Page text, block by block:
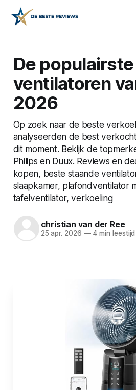
De populairste
ventilatoren
2026
Op zoek naar de beste
analyseerden de best
dit moment. Bekijk de
Philips en Duux. Reviews en
kopen, beste staande
slaapkamer, plafondventilator
tafelventilator, verkoeling
christian van der Ree
25 apr. 2026 —4 min leestijd